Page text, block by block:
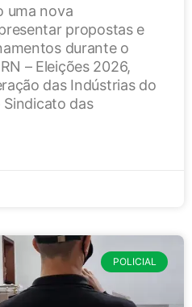
uma nova
propostas e
durante o
– Eleições 2026,
das Indústrias do
Sindicato das
POLICIAL